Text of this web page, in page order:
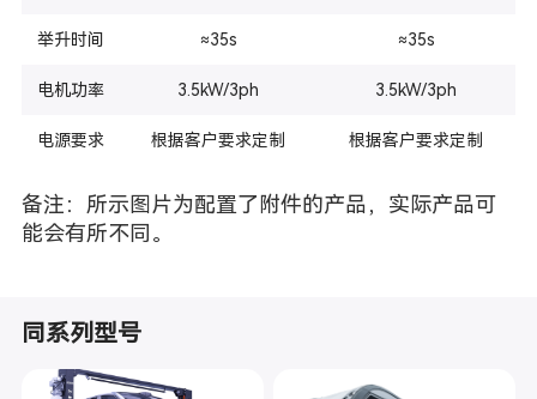
举升时间 ≈35s ≈35s
电机功率 3.5kW/3ph 3.5kW/3ph
电源要求 根据客户要求定制 根据客户要求定制
备注：所示图片为配置了附件的产品，实际产品可
能会有所不同。
同系列型号